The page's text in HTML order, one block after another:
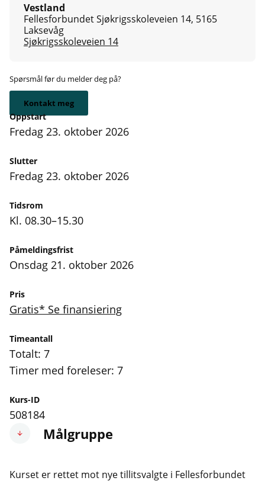
Vestland
Fellesforbundet Sjøkrigsskoleveien 14, 5165
Laksevåg
Sjøkrigsskoleveien 14
Spørsmål før du melder deg på?
Kontakt meg
Målgruppe
Kurset er rettet mot nye tillitsvalgte i Fellesforbundet
Oppstart
fredag 23. oktober 2026
Slutter
fredag 23. oktober 2026
Tidsrom
Kl. 08.30–15.30
Påmeldingsfrist
onsdag 21. oktober 2026
Pris
Gratis* Se finansiering
Timeantall
Totalt: 7
Timer med foreleser: 7
Kurs-ID
508184